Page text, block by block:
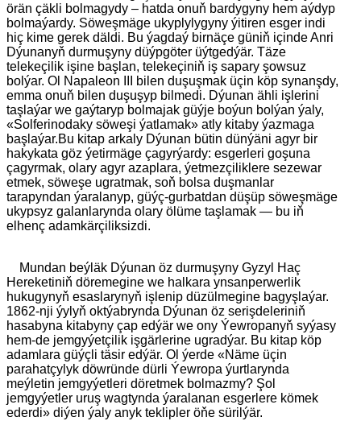
örän çäkli bolmagydy – hatda onuň bardygyny hem aýdyp
bolmaýardy. Söweşmäge ukyplylygyny ýitiren esger indi
hiç kime gerek däldi. Bu ýagdaý birnäçe güniň içinde Anri
Dýunanyň durmuşyny düýpgöter üýtgedýär. Täze
telekeçilik işine başlan, telekeçiniň iş sapary şowsuz
bolýar. Ol Napaleon III bilen duşuşmak üçin köp synanşdy,
emma onuň bilen duşuşyp bilmedi. Dýunan ähli işlerini
taşlaýar we gaýtaryp bolmajak güýje boýun bolýan ýaly,
«Solferinodaky söweşi ýatlamak» atly kitaby ýazmaga
başlaýar.Bu kitap arkaly Dýunan bütin dünýäni agyr bir
hakykata göz ýetirmäge çagyrýardy: esgerleri goşuna
çagyrmak, olary agyr azaplara, ýetmezçiliklere sezewar
etmek, söweşe ugratmak, soň bolsa duşmanlar
tarapyndan ýaralanyp, güýç-gurbatdan düşüp söweşmäge
ukypsyz galanlarynda olary ölüme taşlamak — bu iň
elhenç adamkärçiliksizdi.
Mundan beýläk Dýunan öz durmuşyny Gyzyl Haç
Hereketiniň döremegine we halkara ynsanperwerlik
hukugynyň esaslarynyň işlenip düzülmegine bagyşlaýar.
1862-nji ýylyň oktýabrynda Dýunan öz serişdeleriniň
hasabyna kitabyny çap edýär we ony Ýewropanyň syýasy
hem-de jemgyýetçilik işgärlerine ugradýar. Bu kitap köp
adamlara güýçli täsir edýär. Ol ýerde «Näme üçin
parahatçylyk döwründe dürli Ýewropa ýurtlarynda
meýletin jemgyýetleri döretmek bolmazmy? Şol
jemgyýetler uruş wagtynda ýaralanan esgerlere kömek
ederdi» diýen ýaly anyk teklipler öňe sürilýär.